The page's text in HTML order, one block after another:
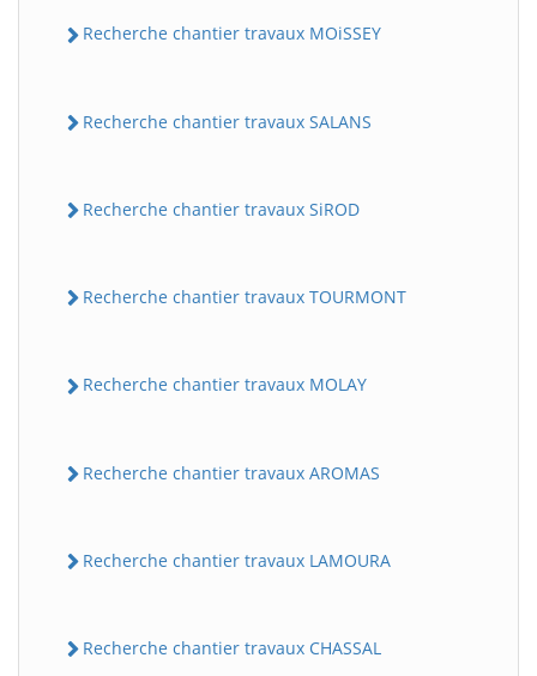
Recherche chantier travaux MOiSSEY
Recherche chantier travaux SALANS
Recherche chantier travaux SiROD
Recherche chantier travaux TOURMONT
Recherche chantier travaux MOLAY
Recherche chantier travaux AROMAS
Recherche chantier travaux LAMOURA
Recherche chantier travaux CHASSAL